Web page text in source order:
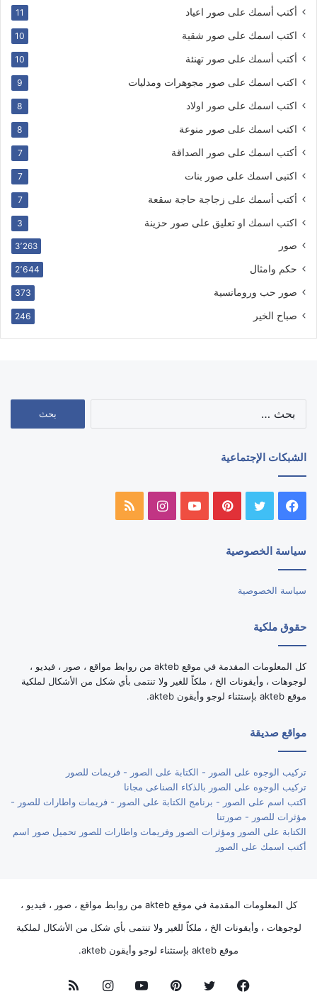
أكتب أسمك على صور اعياد 11
اكتب اسمك على صور شقية 10
أكتب أسمك على صور تهنئة 10
اكتب اسمك على صور مجوهرات ومدليات 9
اكتب اسمك على صور اولاد 8
اكتب اسمك على صور منوعة 8
أكتب اسمك على صور الصداقة 7
اكتبى اسمك على صور بنات 7
أكتب أسمك على زجاجة حاجة سقعة 7
اكتب اسمك او تعليق على صور حزينة 3
صور 3٬263
حكم وامثال 2٬644
صور حب ورومانسية 373
صباح الخير 246
الشبكات الإجتماعية
فيسبوك تويتر بينتيريستيوتيوبانستقرامملخص
سياسة الخصوصية
سياسة الخصوصية
حقوق ملكية
كل المعلومات المقدمة في موقع akteb من روابط مواقع ، صور ، فيديو ،
لوجوهات ، وأيقونات الخ ، ملكاً للغير ولا تنتمى بأي شكل من الأشكال لملكية
موقع akteb بإستثناء لوجو وأيقون akteb.
مواقع صديقة
تركيب الوجوه على الصور - الكتابة على الصور - فريمات للصور
تركيب الوجوه على الصور بالذكاء الصناعى مجانا
اكتب اسم على الصور - برنامج الكتابة على الصور - فريمات واطارات للصور -
مؤثرات للصور - صورتنا
الكتابة على الصور ومؤثرات الصور وفريمات واطارات للصور تحميل صور اسم
أكتب اسمك على الصور
كل المعلومات المقدمة في موقع akteb من روابط مواقع ، صور ، فيديو ،
لوجوهات ، وأيقونات الخ ، ملكاً للغير ولا تنتمى بأي شكل من الأشكال لملكية
موقع akteb بإستثناء لوجو وأيقون akteb.
فيسبوك تويتر بينتيريستيوتيوبانستقرامملخص